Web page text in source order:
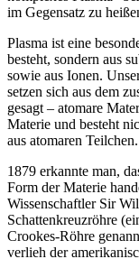
im Gegensatz zu
Plasma ist eine
besteht, sondern aus
sowie aus Ionen.
setzen sich aus dem
gesagt – atomare
Materie und besteht
aus atomaren Teilchen.
1879 erkannte man,
Form der Materie
Wissenschaftler Sir
Schattenkreuzröhre
Crookes-Röhre
verlieh der